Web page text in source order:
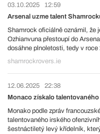
03.10.2025
12:59
Arsenal uzme talent
Shamrock oficiálně oznámil, že
Ozhianvuna přestoupí do
dosáhne plnoletosti, tedy v roce
shamrockrovers.ie
12.06.2025
22:38
Monaco získalo talentovaného
Monako podle zpráv
talentovaného irského
šestnáctiletý levý křídelník,